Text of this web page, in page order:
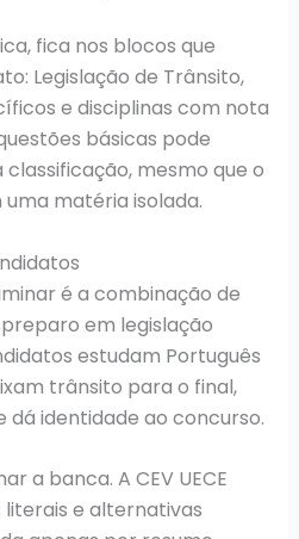
fica nos blocos que
Legislação de Trânsito,
e disciplinas com nota
básicas pode
mesmo que o
matéria isolada.
é a combinação de
em legislação
estudam Português
trânsito para o final,
dá identidade ao concurso.
a banca. A CEV UECE
e alternativas